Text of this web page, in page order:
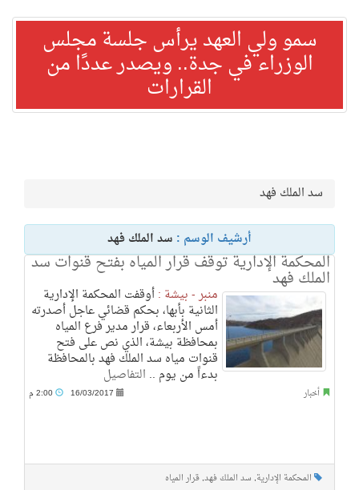
سمو ولي العهد يرأس جلسة مجلس
الوزراء في جدة.. ويصدر عددًا من
القرارات
سد الملك فهد
أرشيف الوسم : سد الملك فهد
المحكمة الإدارية توقف قرار المياه بفتح قنوات سد
الملك فهد
منبر - بيشة :أوقفت المحكمة الإدارية
الثانية بأبها، بحكم قضائي عاجل أصدرته
أمس الأربعاء، قرار مدير فرع المياه
بمحافظة بيشة، الذي نص على فتح
قنوات مياه سد الملك فهد بالمحافظة
بدءاً من يوم .. التفاصيل
أخبار 16/03/2017
المحكمة الإدارية, سد الملك فهد, قرار المياه